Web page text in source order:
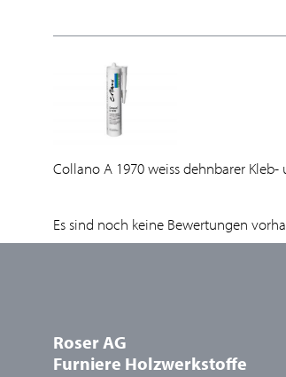
Collano A 1970 weiss dehnbarer
Es sind noch keine Bewertungen
Roser AG
Furniere Holzwerkstoffe